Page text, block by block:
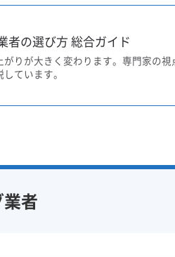
者の選び方 総合ガイド
りが大きく変わります。専門家の視
ています。
者